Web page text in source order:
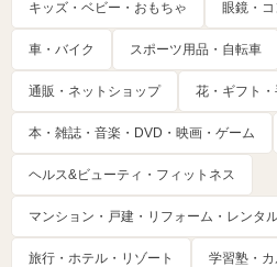
キッズ・ベビー・おもちゃ 眼鏡・
車・バイク スポーツ用品・自転車
通販・ネットショップ 花・ギフト
本・雑誌・音楽・DVD・映画・ゲーム
ヘルス&ビューティ・フィットネス
マンション・戸建・リフォーム・レンタ
旅行・ホテル・リゾート 学習塾・